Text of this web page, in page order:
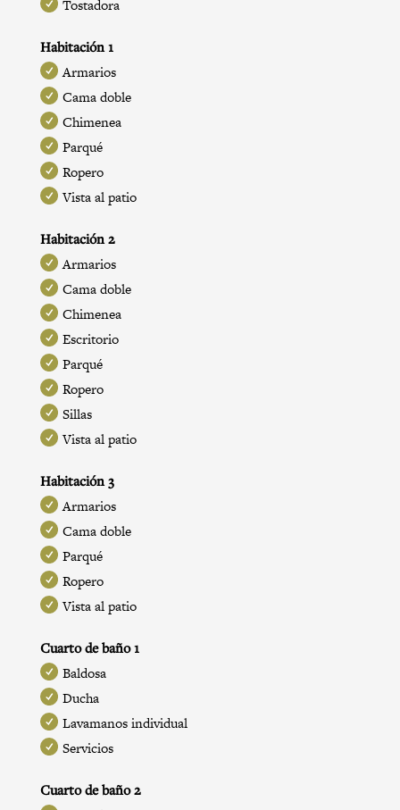
Tostadora
Habitación 1
Armarios
Cama doble
Chimenea
Parqué
Ropero
Vista al patio
Habitación 2
Armarios
Cama doble
Chimenea
Escritorio
Parqué
Ropero
Sillas
Vista al patio
Habitación 3
Armarios
Cama doble
Parqué
Ropero
Vista al patio
Cuarto de baño 1
Baldosa
Ducha
Lavamanos individual
Servicios
Cuarto de baño 2